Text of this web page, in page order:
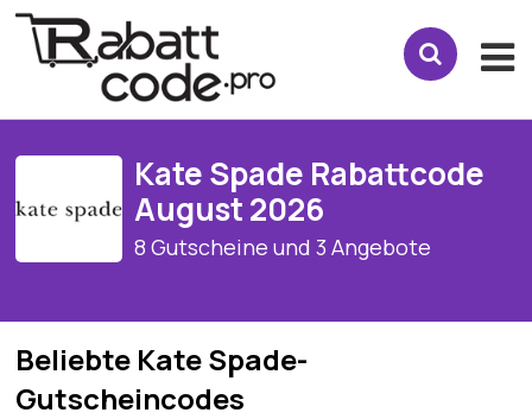
Kate Spade Rabattcode
August 2026
8 Gutscheine und 3 Angebote
Beliebte Kate Spade-
Gutscheincodes